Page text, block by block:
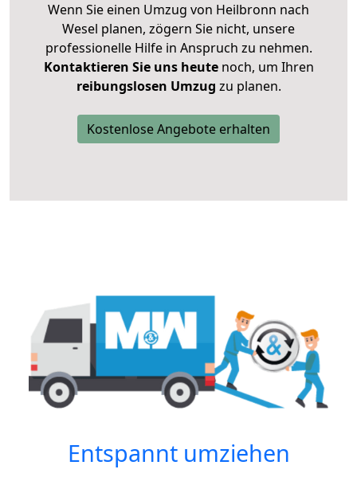
Wenn Sie einen Umzug von Heilbronn nach
Wesel planen, zögern Sie nicht, unsere
professionelle Hilfe in Anspruch zu nehmen.
Kontaktieren Sie uns heutenoch, um Ihren
reibungslosen Umzug zu planen.
Kostenlose Angebote erhalten
Entspannt umziehen